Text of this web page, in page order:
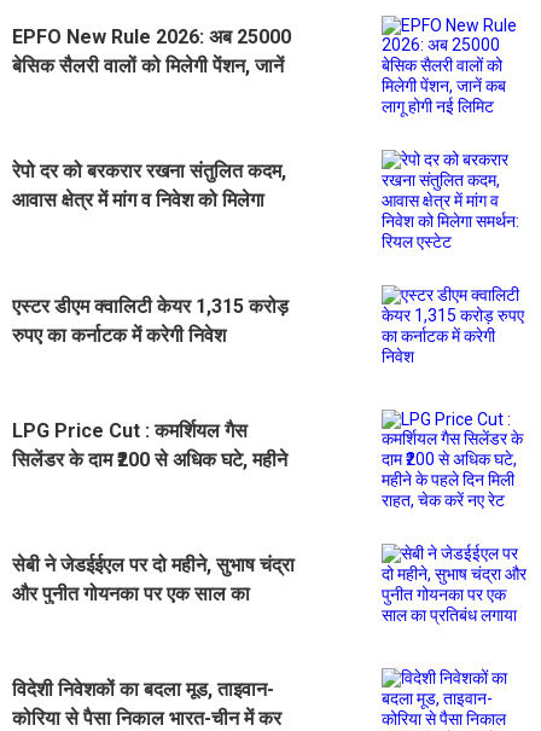
EPFO New Rule 2026: अब 25000
बेसिक सैलरी वालों को मिलेगी पेंशन, जानें
रेपो दर को बरकरार रखना संतुलित कदम,
आवास क्षेत्र में मांग व निवेश को मिलेगा
एस्टर डीएम क्वालिटी केयर 1,315 करोड़
रुपए का कर्नाटक में करेगी निवेश
LPG Price Cut : कमर्शियल गैस
सिलेंडर के दाम ₹200 से अधिक घटे, महीने
सेबी ने जेडईईएल पर दो महीने, सुभाष चंद्रा
और पुनीत गोयनका पर एक साल का
विदेशी निवेशकों का बदला मूड, ताइवान-
कोरिया से पैसा निकाल भारत-चीन में कर